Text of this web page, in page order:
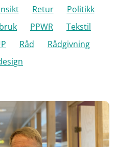
Retur
Politikk
PPWR
Tekstil
Råd
Rådgivning